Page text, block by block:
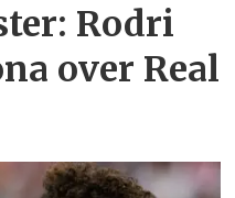
Rodri
over Real